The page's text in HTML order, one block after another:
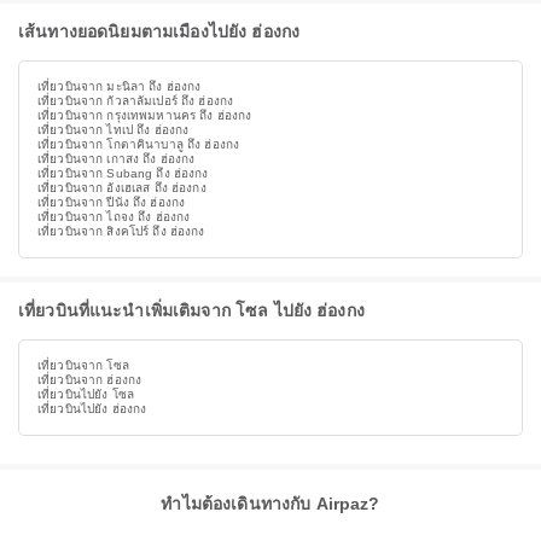
เส้นทางยอดนิยมตามเมืองไปยัง ฮ่องกง
เที่ยวบินจาก มะนิลา ถึง ฮ่องกง
เที่ยวบินจาก กัวลาลัมเปอร์ ถึง ฮ่องกง
เที่ยวบินจาก กรุงเทพมหานคร ถึง ฮ่องกง
เที่ยวบินจาก ไทเป ถึง ฮ่องกง
เที่ยวบินจาก โกตาคินาบาลู ถึง ฮ่องกง
เที่ยวบินจาก เกาสง ถึง ฮ่องกง
เที่ยวบินจาก Subang ถึง ฮ่องกง
เที่ยวบินจาก อังเฮเลส ถึง ฮ่องกง
เที่ยวบินจาก ปีนัง ถึง ฮ่องกง
เที่ยวบินจาก ไถจง ถึง ฮ่องกง
เที่ยวบินจาก สิงคโปร์ ถึง ฮ่องกง
เที่ยวบินที่แนะนำเพิ่มเติมจาก โซล ไปยัง ฮ่องกง
เที่ยวบินจาก โซล
เที่ยวบินจาก ฮ่องกง
เที่ยวบินไปยัง โซล
เที่ยวบินไปยัง ฮ่องกง
ทำไมต้องเดินทางกับ Airpaz?